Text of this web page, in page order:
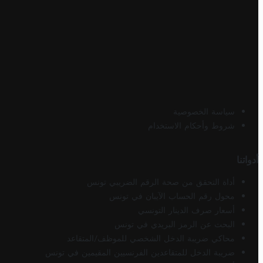
سياسة الخصوصية
شروط وأحكام الاستخدام
أدواتنا
أداة التحقق من صحة الرقم الضريبي تونس
محول رقم الحساب الآيبان في تونس
أسعار صرف الدينار التونسي
البحث عن الرمز البريدي في تونس
محاكي ضريبة الدخل الشخصي للموظف/المتقاعد
ضريبة الدخل للمتقاعدين الفرنسيين المقيمين في تونس